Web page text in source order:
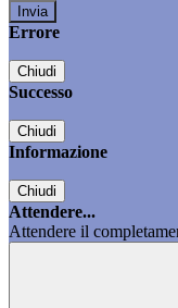
Errore
Chiudi
Successo
Chiudi
Informazione
Chiudi
Attendere...
Attendere il